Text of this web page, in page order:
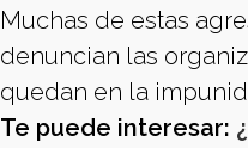
Muchas de estas
denuncian las
quedan en la
Te puede interesar: